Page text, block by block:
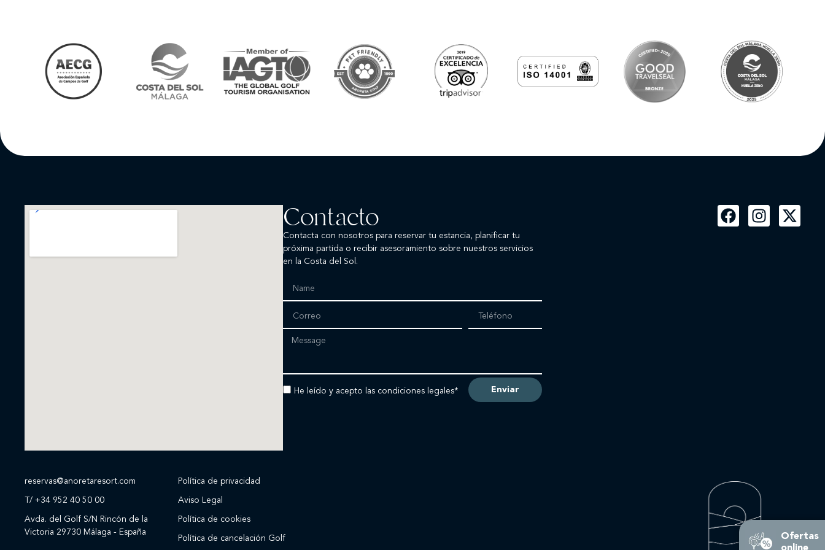
Contacto
Contacta con nosotros para reservar tu estancia, planificar tu
próxima partida o recibir asesoramiento sobre nuestros servicios
en la Costa del Sol.
He leído y acepto las condiciones legales* Enviar
reservas@anoretaresort.com
T/ +34 952 40 50 00
Avda. del Golf S/N Rincón de la
Victoria 29730 Málaga - España
Política de privacidad
Aviso Legal
Política de cookies
Política de cancelación Golf
Ofertas